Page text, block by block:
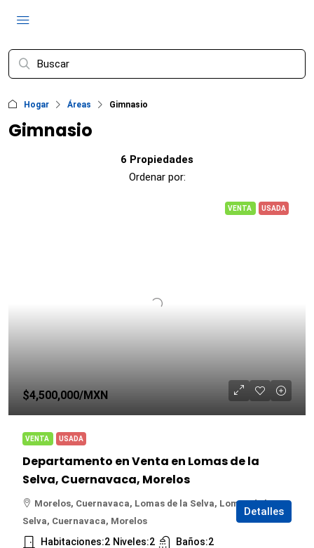
Hogar Áreas Gimnasio
Gimnasio
6 Propiedades
Ordenar por:
VENTA USADA
$4,500,000/MXN
VENTA USADA
Departamento en Venta en Lomas de la
Selva, Cuernavaca, Morelos
Morelos, Cuernavaca, Lomas de la Selva, Lomas de la
Selva, Cuernavaca, Morelos
Habitaciones:2 Niveles:2 Baños:2
Detalles